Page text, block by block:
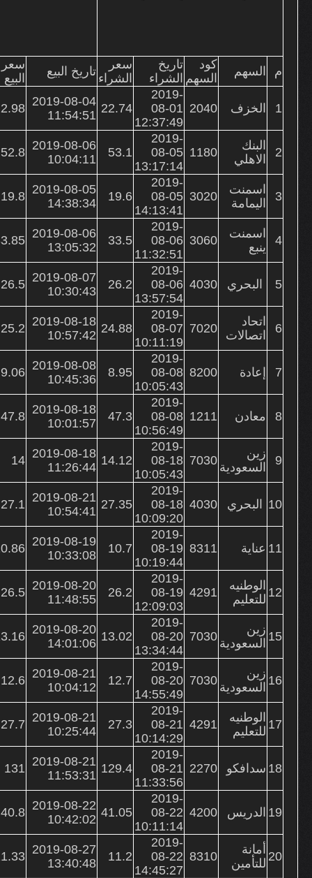
م السهم
كود
السهم
تاريخ
الشراء
سعر
الشراء تاريخ البيع
سعر
البيع
1 الخزف 2040
2019-
08-01
12:37:49
22.74
2019-08-04
11:54:51
2
البنك
الاهلي
1180
2019-
08-05
13:17:14
53.1
2019-08-06
10:04:11
52.8
3
اسمنت
اليمامة
3020
2019-
08-05
14:13:41
19.6
2019-08-05
14:38:34
19.8
4
اسمنت
ينبع
3060
2019-
08-06
11:32:51
33.5
2019-08-06
13:05:32
5 البحري 4030
2019-
08-06
13:57:54
26.2
2019-08-07
10:30:43
26.5
6
اتحاد
اتصالات
7020
2019-
08-07
10:11:19
24.88
2019-08-18
10:57:42
25.2
7 إعادة 8200
2019-
08-08
10:05:43
8.95
2019-08-08
10:45:36
9.06
8 معادن 1211
2019-
08-08
10:56:49
47.3
2019-08-18
10:01:57
47.8
9
زين
السعودية 7030
2019-
08-18
10:05:43
14.12
2019-08-18
11:26:44
14
10 البحري 4030
2019-
08-18
10:09:20
27.35
2019-08-21
10:54:41
27.1
11 عناية 8311
2019-
08-19
10:19:44
10.7
2019-08-19
10:33:08
12 الوطنيه
للتعليم
4291
2019-
08-19
12:09:03
26.2
2019-08-20
11:48:55
26.5
15 زين
السعودية 7030
2019-
08-20
13:34:44
13.02
2019-08-20
14:01:06
16 زين
السعودية 7030
2019-
08-20
14:55:49
12.7
2019-08-21
10:04:12
12.6
17 الوطنيه
للتعليم
4291
2019-
08-21
10:14:29
27.3
2019-08-21
10:25:44
27.7
18 سدافكو 2270
2019-
08-21
11:33:56
129.4
2019-08-21
11:53:31
131
19 الدريس 4200
2019-
08-22
10:11:14
41.05
2019-08-22
10:42:02
40.8
20 أمانة
للتأمين
8310
2019-
08-22
14:45:27
11.2
2019-08-27
13:40:48